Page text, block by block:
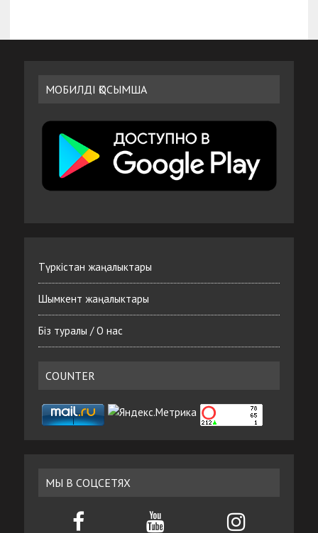
МОБИЛДІ ҚОСЫМША
Түркістан жаңалыктары
Шымкент жаңалыктары
Біз туралы / О нас
COUNTER
МЫ В СОЦСЕТЯХ